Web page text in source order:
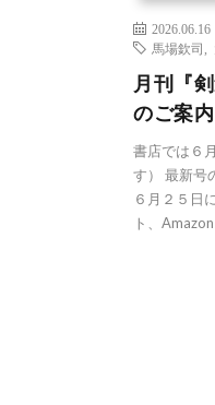
2026.06.16
馬場欽司
月刊『
のご案内
書店では６
す） 最新号
６月２５日
ト、